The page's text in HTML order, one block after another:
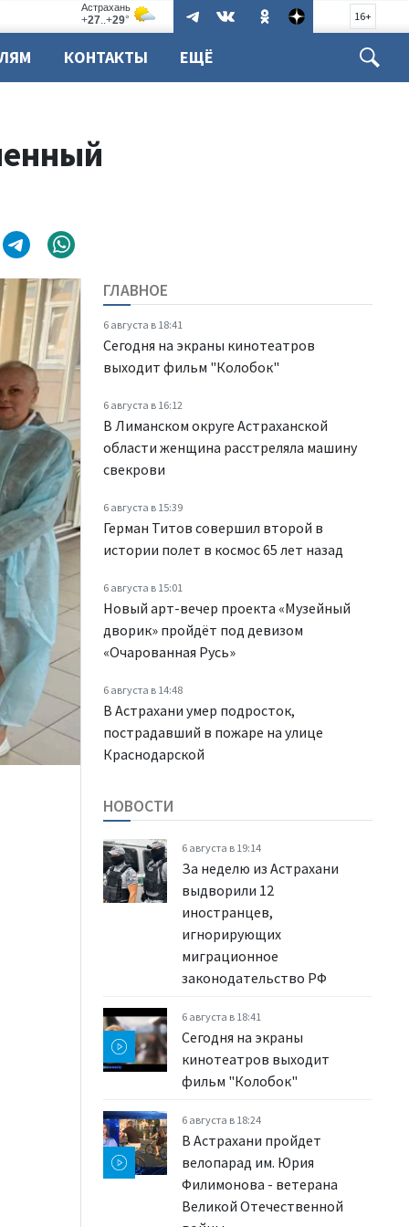
16+
КОНТАКТЫ ЕЩЁ
ГЛАВНОЕ
6 августа в 18:41
Сегодня на экраны кинотеатров
выходит фильм "Колобок"
6 августа в 16:12
В Лиманском округе Астраханской
области женщина расстреляла машину
свекрови
6 августа в 15:39
Герман Титов совершил второй в
истории полет в космос 65 лет назад
6 августа в 15:01
Новый арт-вечер проекта «Музейный
дворик» пройдёт под девизом
«Очарованная Русь»
6 августа в 14:48
В Астрахани умер подросток,
пострадавший в пожаре на улице
Краснодарской
НОВОСТИ
6 августа в 19:14
За неделю из Астрахани
выдворили 12
иностранцев,
игнорирующих
миграционное
законодательство РФ
6 августа в 18:41
Сегодня на экраны
кинотеатров выходит
фильм "Колобок"
6 августа в 18:24
В Астрахани пройдет
велопарад им. Юрия
Филимонова - ветерана
Великой Отечественной